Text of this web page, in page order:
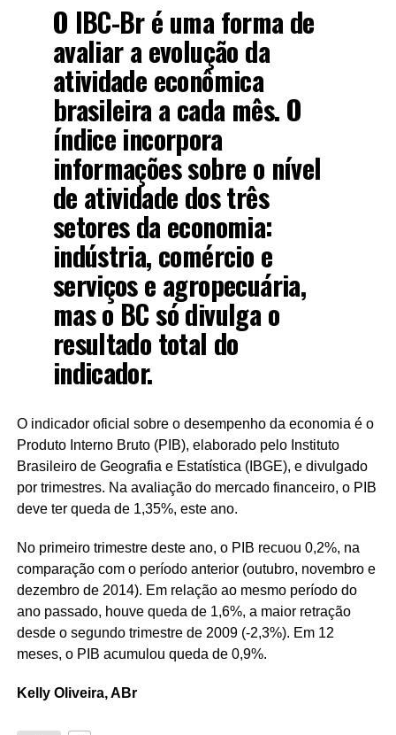
O IBC-Br é uma forma de
avaliar a evolução da
atividade econômica
brasileira a cada mês. O
índice incorpora
informações sobre o nível
de atividade dos três
setores da economia:
indústria, comércio e
serviços e agropecuária,
mas o BC só divulga o
resultado total do
indicador.
O indicador oficial sobre o desempenho da economia é o
Produto Interno Bruto (PIB), elaborado pelo Instituto
Brasileiro de Geografia e Estatística (IBGE), e divulgado
por trimestres. Na avaliação do mercado financeiro, o PIB
deve ter queda de 1,35%, este ano.
No primeiro trimestre deste ano, o PIB recuou 0,2%, na
comparação com o período anterior (outubro, novembro e
dezembro de 2014). Em relação ao mesmo período do
ano passado, houve queda de 1,6%, a maior retração
desde o segundo trimestre de 2009 (-2,3%). Em 12
meses, o PIB acumulou queda de 0,9%.
Kelly Oliveira, ABr